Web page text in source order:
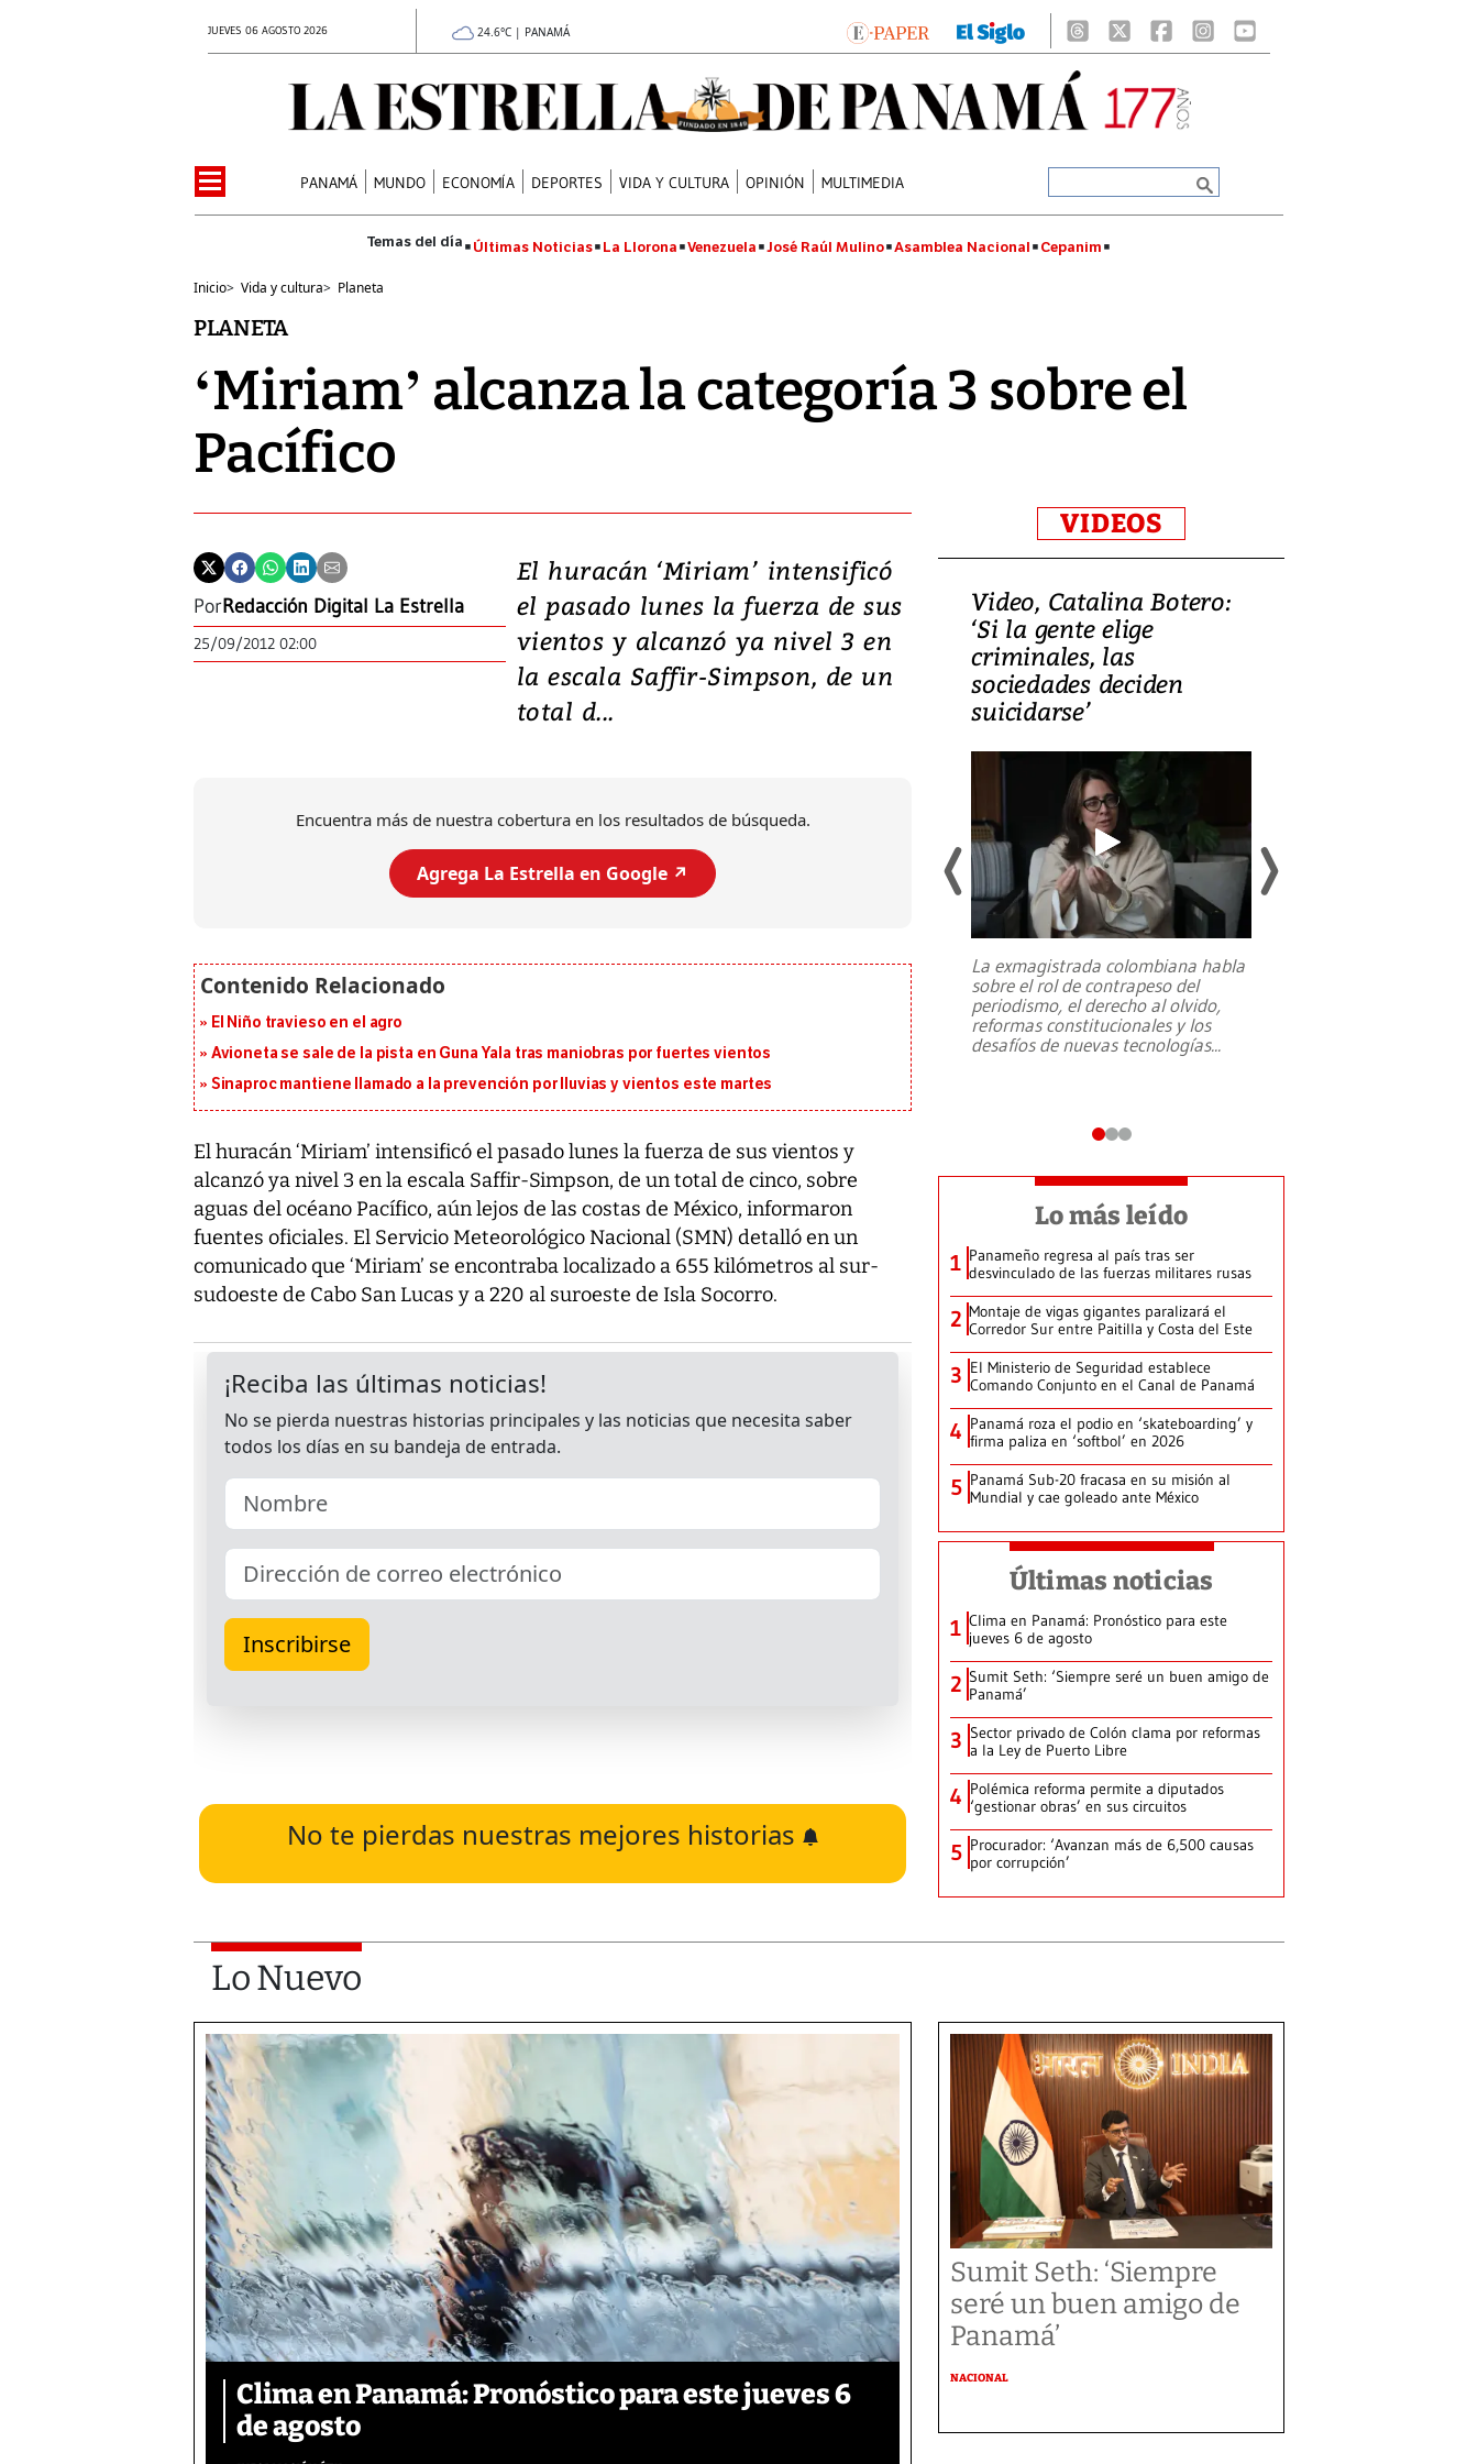
JUEVES 06 AGOSTO 2026 24.6°C | PANAMÁ
PANAMÁ MUNDO ECONOMÍA DEPORTES VIDA Y CULTURA OPINIÓN MULTIMEDIA
Últimas Noticias La Llorona Venezuela José Raúl Mulino Asamblea Nacional Cepanim
Inicio> Vida y cultura> Planeta
PLANETA
‘Miriam’ alcanza la categoría 3 sobre el
Pacífico
PorRedacción Digital La Estrella
25/09/2012 02:00
El huracán ‘Miriam’ intensificó
el pasado lunes la fuerza de sus
vientos y alcanzó ya nivel 3 en
la escala Saffir-Simpson, de un
total d...
Encuentra más de nuestra cobertura en los resultados de búsqueda.
Agrega La Estrella en Google ↗️
El Niño travieso en el agro
Avioneta se sale de la pista en Guna Yala tras maniobras por fuertes vientos
Sinaproc mantiene llamado a la prevención por lluvias y vientos este martes
El huracán ‘Miriam’ intensificó el pasado lunes la fuerza de sus vientos y
alcanzó ya nivel 3 en la escala Saffir-Simpson, de un total de cinco, sobre
aguas del océano Pacífico, aún lejos de las costas de México, informaron
fuentes oficiales. El Servicio Meteorológico Nacional (SMN) detalló en un
comunicado que ‘Miriam’ se encontraba localizado a 655 kilómetros al sur-
sudoeste de Cabo San Lucas y a 220 al suroeste de Isla Socorro.
No te pierdas nuestras mejores historias
VIDEOS
Video, Japón: Terremoto
deja heridos y graves
daños en Kumamoto
al sur de Japón, provocando una
Video, Catalina Botero:
‘Si la gente elige
criminales, las
sociedades deciden
suicidarse’
La exmagistrada colombiana habla
sobre el rol de contrapeso del
periodismo, el derecho al olvido,
reformas constitucionales y los
desafíos de nuevas tecnologías...
Lo más leído
1 Panameño regresa al país tras ser
desvinculado de las fuerzas militares rusas
2 Montaje de vigas gigantes paralizará el
Corredor Sur entre Paitilla y Costa del Este
3 El Ministerio de Seguridad establece
Comando Conjunto en el Canal de Panamá
4 Panamá roza el podio en ‘skateboarding’ y
firma paliza en ‘softbol’ en 2026
5 Panamá Sub-20 fracasa en su misión al
Mundial y cae goleado ante México
Últimas noticias
1 Clima en Panamá: Pronóstico para este
jueves 6 de agosto
2 Sumit Seth: ‘Siempre seré un buen amigo de
Panamá’
3 Sector privado de Colón clama por reformas
a la Ley de Puerto Libre
4 Polémica reforma permite a diputados
‘gestionar obras’ en sus circuitos
5 Procurador: ‘Avanzan más de 6,500 causas
por corrupción’
Lo Nuevo
Clima en Panamá: Pronóstico para este jueves 6
de agosto
Sumit Seth: ‘Siempre
seré un buen amigo de
Panamá’
NACIONAL